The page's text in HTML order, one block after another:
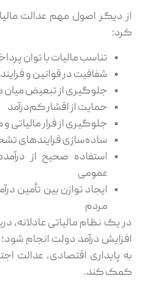
از دیگر اصول مهم عدالت
کرد:
تناسب مالیات با توان
شفافیت در قوانین و
جلوگیری از تبعیض میان
حمایت از اقشار کم‌درآمد
جلوگیری از فرار مالیاتی
ساده‌سازی فرایندهای
استفاده صحیح از
عمومی
ایجاد توازن بین تأمین
مردم
در یک نظام مالیاتی عادلانه،
افزایش درآمد دولت انجام
به پایداری اقتصادی، عدالت
کمک کند.